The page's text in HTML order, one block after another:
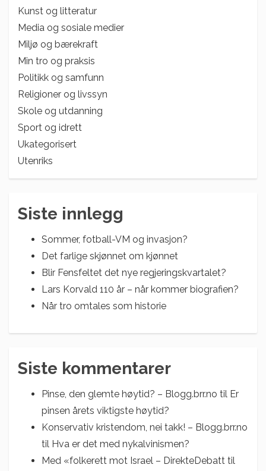
Kunst og litteratur
Media og sosiale medier
Miljø og bærekraft
Min tro og praksis
Politikk og samfunn
Religioner og livssyn
Skole og utdanning
Sport og idrett
Ukategorisert
Utenriks
Siste innlegg
Sommer, fotball-VM og invasjon?
Det farlige skjønnet om kjønnet
Blir Fensfeltet det nye regjeringskvartalet?
Lars Korvald 110 år – når kommer biografien?
Når tro omtales som historie
Siste kommentarer
Pinse, den glemte høytid? – Blogg.brr.no til Er
pinsen årets viktigste høytid?
Konservativ kristendom, nei takk! – Blogg.brr.no
til Hva er det med nykalvinismen?
Med «folkerett mot Israel – DirekteDebatt til